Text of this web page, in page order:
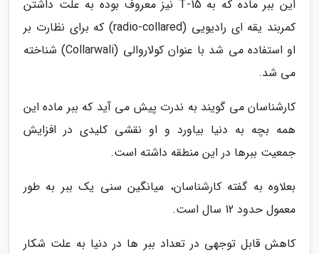
این ببر ماده که به T-15 نیز معروف بوده به علت داشتن
کمربند یقه ای رادیویی (radio-collared) که برای نظارت بر
او استفاده می شد با عنوان کولاروالی (Collarwali) شناخته
می شد.
کارشناسان می گویند به ندرت پیش می آید که ببر ماده این
همه بچه به دنیا بیاورد و او نقشی کلیدی در افزایش
جمعیت ببرها در این منطقه داشته است.
بعلاوه به گفته کارشناسان، میانگین سنی یک ببر به طور
معمول حدود 12 سال است.
کاهش قابل توجهی در تعداد ببر ها در دنیا به علت شکار